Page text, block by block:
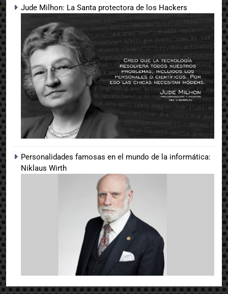
Jude Milhon: La Santa protectora de los Hackers
Personalidades famosas en el mundo de la informática:
Niklaus Wirth